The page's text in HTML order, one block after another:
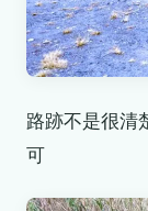
路跡不是很清
可